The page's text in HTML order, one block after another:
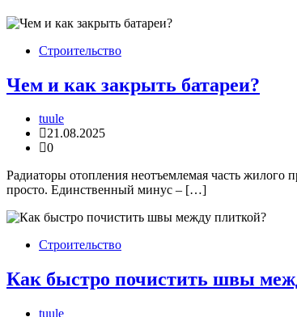
Строительство
Чем и как закрыть батареи?
tuule
21.08.2025
0
Радиаторы отопления неотъемлемая часть
просто. Единственный минус – […]
Строительство
Как быстро почистить швы
tuule